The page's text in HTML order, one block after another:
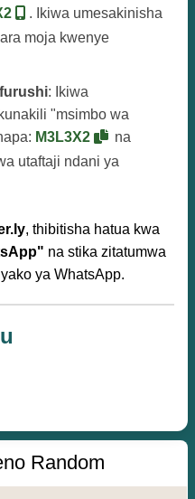
. Ikiwa umesakinisha
moja kwenye
: Ikiwa
"msimbo wa
M3L3X2
na
utaftaji ndani ya
, thibitisha hatua kwa
na stika zitatumwa
ya WhatsApp.
Random